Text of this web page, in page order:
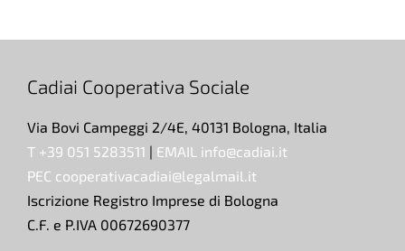
Cadiai Cooperativa Sociale
Via Bovi Campeggi 2/4E, 40131 Bologna, Italia
T +39 051 5283511 | EMAIL info@cadiai.it
PEC cooperativacadiai@legalmail.it
Iscrizione Registro Imprese di Bologna
C.F. e P.IVA 00672690377